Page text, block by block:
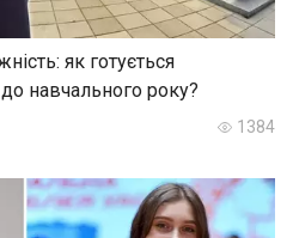
як готується
до навчального року?
1384